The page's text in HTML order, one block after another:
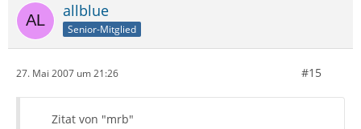
allblue
Senior-Mitglied
27. Mai 2007 um 21:26 #15
Zitat von "mrb"